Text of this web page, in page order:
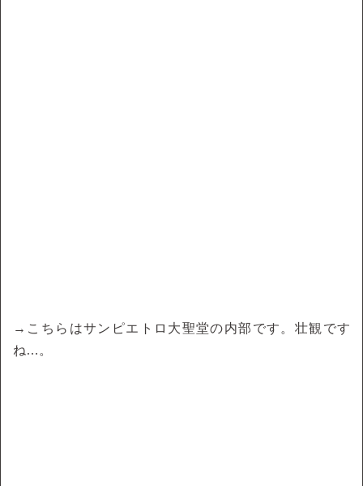
→こちらはサンピエトロ大聖堂の内部です。壮観です
ね…。